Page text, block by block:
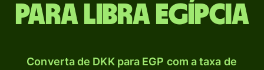
para Libra egípcia
Converta de DKK para EGP com a taxa de